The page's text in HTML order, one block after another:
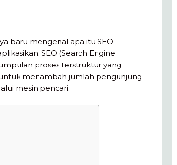
baru mengenal apa itu SEO
SEO (Search Engine
proses terstruktur yang
menambah jumlah pengunjung
mesin pencari.